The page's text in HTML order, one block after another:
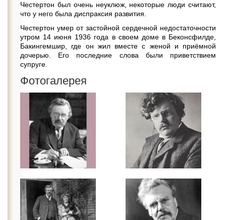
Честертон был очень неуклюж, некоторые люди считают,
что у него была диспраксия развития.
Честертон умер от застойной сердечной недостаточности
утром 14 июня 1936 года в своем доме в Беконсфилде,
Бакингемшир, где он жил вместе с женой и приёмной
дочерью. Его последние слова были приветствием
супруге.
Фотогалерея